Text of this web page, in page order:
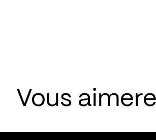
Vous